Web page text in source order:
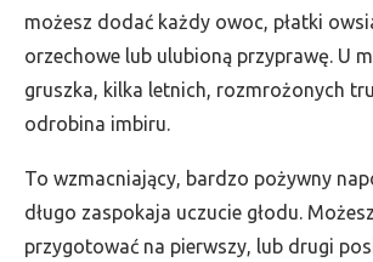
możesz dodać każdy owoc, płatki
orzechowe lub ulubioną przyprawę. U
gruszka, kilka letnich, rozmrożonych
odrobina imbiru.
To wzmacniający, bardzo pożywny
długo zaspokaja uczucie głodu.
przygotować na pierwszy, lub drugi